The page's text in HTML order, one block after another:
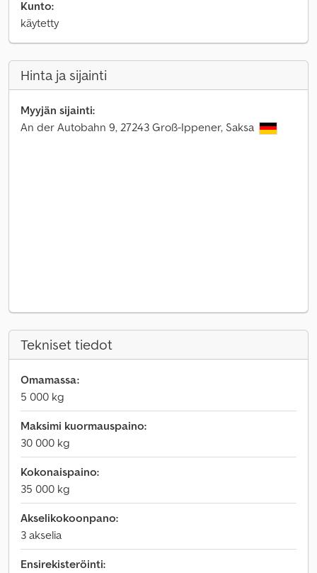
Kunto:
käytetty
Hinta ja sijainti
Myyjän sijainti:
An der Autobahn 9, 27243 Groß-Ippener, Saksa
Tekniset tiedot
Omamassa:
5 000 kg
Maksimi kuormauspaino:
30 000 kg
Kokonaispaino:
35 000 kg
Akselikokoonpano:
3 akselia
Ensirekisteröinti: